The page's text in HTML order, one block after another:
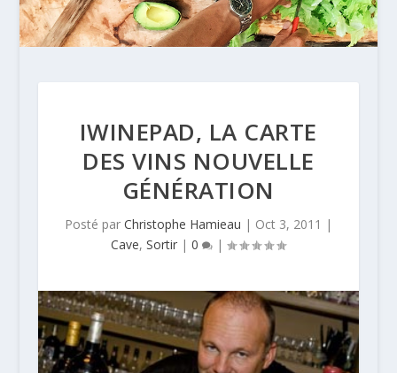
IWINEPAD, LA CARTE
DES VINS NOUVELLE
GÉNÉRATION
Posté par Christophe Hamieau | Oct 3, 2011 |
Cave,Sortir |0 |